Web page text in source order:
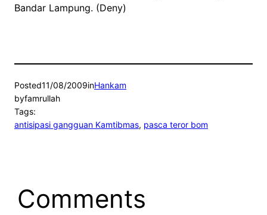
Bandar Lampung. (Deny)
Posted11/08/2009inHankam
byfamrullah
Tags:
antisipasi gangguan Kamtibmas, pasca teror bom
Comments